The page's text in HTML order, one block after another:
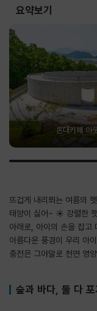
요약보기
돈대카페 아
뜨겁게 내리쬐는 여름의
태양이 싫어~ ☀️ 강렬한
아래로, 아이의 손을 잡고
아름다운 풍경이 우리 아
충전은 그야말로 천연 영
숲과 바다, 둘 다 포